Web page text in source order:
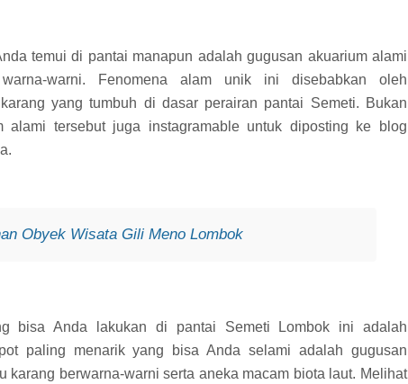
temui di pantai manapun adalah gugusan akuarium alami
warni. Fenomena alam unik ini disebabkan oleh
yang tumbuh di dasar perairan pantai Semeti. Bukan
alami tersebut juga instagramable untuk diposting ke blog
Obyek Wisata Gili Meno Lombok
bisa Anda lakukan di pantai Semeti Lombok ini adalah
paling menarik yang bisa Anda selami adalah gugusan
karang berwarna-warni serta aneka macam biota laut. Melihat